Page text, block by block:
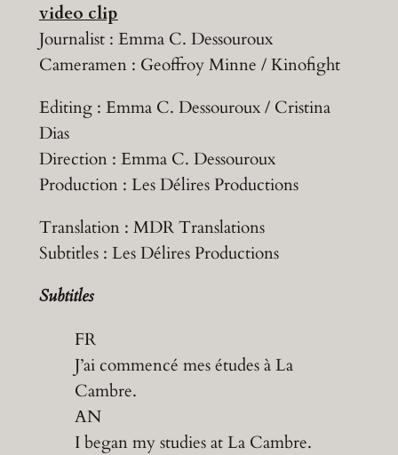
video clip
Journalist : Emma C. Dessouroux
Cameramen : Geoffroy Minne / Kinofight
Editing : Emma C. Dessouroux / Cristina
Dias
Direction : Emma C. Dessouroux
Production : Les Délires Productions
Translation : MDR Translations
Subtitles : Les Délires Productions
Subtitles
FR
J’ai commencé mes études à La
Cambre.
AN
I began my studies at La Cambre.